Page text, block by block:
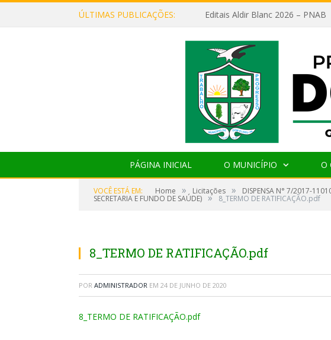
ÚLTIMAS PUBLICAÇÕES: Editais Aldir Blanc 2026 – PNAB
PÁGINA INICIAL O MUNICÍPIO O
VOCÊ ESTÁ EM: Home » Licitações » DISPENSA N° 7/2017-
SECRETARIA E FUNDO DE SAÚDE) » 8_TERMO DE RATIFICAÇÃO.pdf
8_TERMO DE RATIFICAÇÃO.pdf
POR ADMINISTRADOR EM 24 DE JUNHO DE 2020
8_TERMO DE RATIFICAÇÃO.pdf